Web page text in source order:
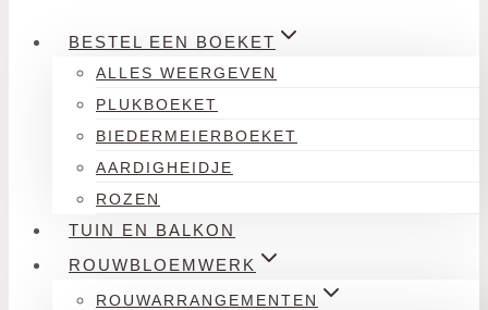
BESTEL EEN BOEKET
ALLES WEERGEVEN
PLUKBOEKET
BIEDERMEIERBOEKET
AARDIGHEIDJE
ROZEN
TUIN EN BALKON
ROUWBLOEMWERK
ROUWARRANGEMENTEN